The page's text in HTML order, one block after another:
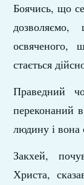
Боячись, що
дозволяємо,
освяченого,
стається
Праведний
переконаний
людину і вона
Закхей,
Христа,